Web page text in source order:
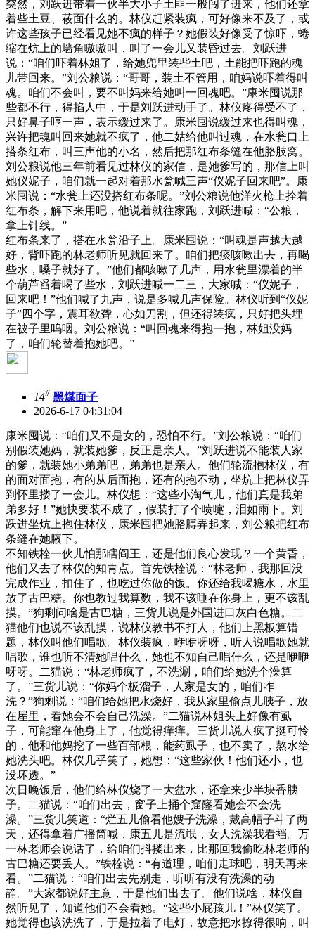
突然，刘跃进带着一伙半大小子土匪一般闯了进来，他们还拿
着些土豆、莜面什么的。林仪赶紧装疯，可好像来不及了，或
许这些孩子已经看见她不疯的样子？她假装好像受了惊吓，蜷
缩在炕上的墙角嗷嗷叫，叫了一会儿又装昏过去。刘跃进
说：“咱们吓着林姐了，给她兜里装些土吧，土能把吓跑的魂
儿带回来。”刘公粮说：“哥哥，装土不管用，咱妈说吓着得叫
魂。咱们不会叫，要不叫妈来给她叫一回魂吧。”康米囤说那
些都不行，得掐人中，于是刘跃进动手了。林仪疼得受不了，
只好鼻子哼一声，表示缓过来了。康米囤说缓过来也得叫魂，
兴许把魂叫回来她就不疯了，他二姑给他叫过魂，在水瓮口上
搭条红布，叫三声他的小名，然后把那红布条缝在他胳肢窝。
刘公粮说他三年前看见过林仪的家信，是她爹写的，那信上叫
她仪妮子，咱们就一起对着那水瓮喊三声“仪妮子回来吧”。康
米囤说：“水瓮上还没搭红布条呢。”刘公粮说他洋火枪上拴着
红布条，解下来用吧，他说着就往家跑，刘跃进喊：“公粮，
拿上针线。”
红布条来了，搭在水瓮沿子上。康米囤说：“叫魂是声越大越
好，背吓跑的林老师听见就回来了。咱们把痰咳嗽出去，再喝
些水，嗓子就好了。”他们都咳嗽了几声，用水瓮里漂着的半
个葫芦舀着喝了些水，刘跃进喊一二三，大家喊：“仪妮子，
回来吧！”他们喊了九声，说是多喊几声保险。林仪听到“仪妮
子”四个字，震耳欲聋，心如刀割，但还得装疯，只好把头埋
在被子里呜咽。刘公粮说：“叫回魂来得抱一抱，林姐没妈
了，咱们轮替着抱她吧。”
14# 黑煤面子
2026-6-17 04:31:04
康米囤说：“咱们又不是女的，恐怕不行。”刘公粮说：“咱们
别假装她妈，就装她爹，反正是亲人。”刘跃进说不能装人家
的爹，就装她小弟弟吧，弟弟也是亲人。他们轮流抱林仪，有
的面对面抱，有的从后面抱，还有的抱不动，坐炕上把林仪弄
到怀里搂了一会儿。林仪想：“这些小淘气儿，他们真是我弟
弟多好！”她快要装不成了，假装打了个喷嚏，泪如雨下。刘
跃进坐炕上抱住林仪，康米囤把她胳膊弄起来，刘公粮把红布
条缝在她腋下。
不知铁栓一伙儿怕那瞎阎王，还是他们良心发现？一个黄昏，
他们又去了林仪的知青点。首先铁栓说：“林老师，我那回没
完成作业，扣住了，也吃过你做的饭。你还给我喝糖水，水里
放了古巴糖。你也教过我算数，我不该唾在你身上，更不该乱
摸。”狗剩问啥是古巴糖，三货儿说是外国进口灰白色糖。二
猫他们也说不该乱摸，说林仪教书不打人，他们上黑板算错
题，林仪叫他们唱歌。林仪装疯，咿咿呀呀，听人说唱歌她就
唱歌，谁也听不清她唱什么，她也不知自己唱什么，还是咿咿
呀呀。二猫说：“林老师疯了，不洗涮，咱们给她洗个澡算
了。”三货儿说：“你妈个板溜子，人家是女的，咱们咋
洗？”狗剩说：“咱们给她把水烧好，我从家里偷点儿胰子，放
在屋里，看她会不会自己洗澡。”二猫说林姐头上好像有虱
子，可能窜在他身上了，他觉得痒痒。三货儿说人疯了挺可怜
的，他和他妈挖了一些百部根，能药虱子，也不卖了，熬水给
她洗头吧。林仪几乎笑了，她想：“这些家伙！他们还小，也
没坏透。”
次日晚饭后，他们给林仪烧了一大盆水，还拿来少半块香胰
子。二猫说：“咱们出去，窗子上捅个窟窿看她会不会洗
澡。”三货儿笑道：“烂五儿偷看他嫂子洗澡，戴高帽子斗了两
天，还得拿着广播筒喊，康五儿是流氓，女人洗澡我看裆。万
一林老师会说话了，给咱们抖搂出来，比那回我偷吃林老师的
古巴糖还要丢人。”铁栓说：“有道理，咱们走球吧，明天再来
看。”二猫说：“咱们出去先别走，听听有没有洗澡的动
静。”大家都说好主意，于是他们出去了。他们说啥，林仪自
然听见了，知道他们不会看她。“这些小屁孩儿！”林仪笑了。
她觉得也该洗洗了，于是拉着了电灯，故意把水撩得很响，叫